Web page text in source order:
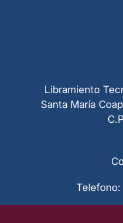
Libramiento
Santa María